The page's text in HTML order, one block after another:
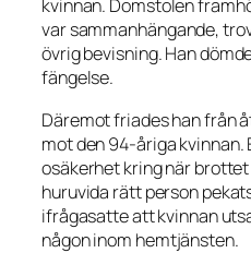
kvinnan. Domstolen
var sammanhängande,
övrig bevisning. Han
fängelse.
Däremot friades han från
mot den 94-åriga
osäkerhet kring när
huruvida rätt person
ifrågasatte att kvinnan
någon inom hemtjänsten.